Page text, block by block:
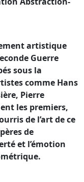
artistique
Guerre
sous la
comme Hans
Pierre
les premiers,
de l’art de ce
de
et l’émotion